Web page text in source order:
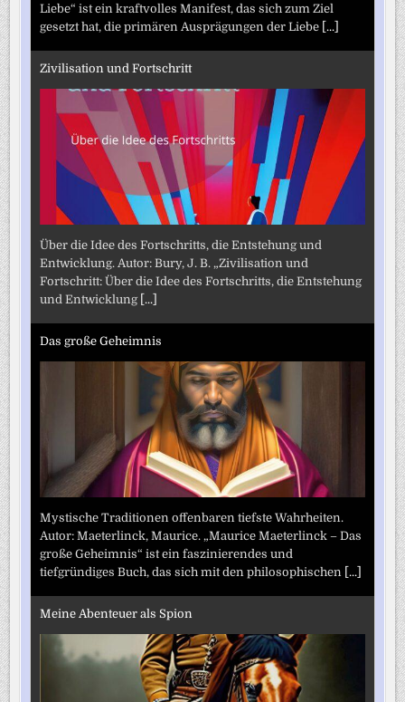
Liebe“ ist ein kraftvolles Manifest, das sich zum Ziel
gesetzt hat, die primären Ausprägungen der Liebe [...]
Zivilisation und Fortschritt
Über die Idee des Fortschritts, die Entstehung und
Entwicklung. Autor: Bury, J. B. „Zivilisation und
Fortschritt: Über die Idee des Fortschritts, die Entstehung
und Entwicklung [...]
Das große Geheimnis
Mystische Traditionen offenbaren tiefste Wahrheiten.
Autor: Maeterlinck, Maurice. „Maurice Maeterlinck – Das
große Geheimnis“ ist ein faszinierendes und
tiefgründiges Buch, das sich mit den philosophischen [...]
Meine Abenteuer als Spion